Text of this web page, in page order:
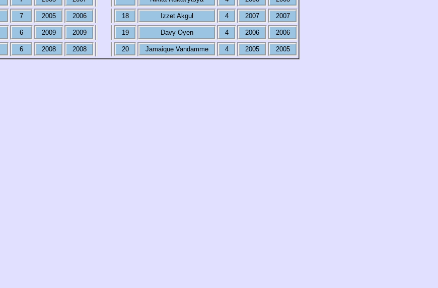
7 2005 2006 18 Izzet Akgul 4 2007 2007
6 2009 2009 19 Davy Oyen 4 2006 2006
6 2008 2008 20 Jamaique Vandamme 4 2005 2005